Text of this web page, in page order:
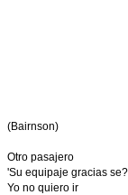
(Bairnson)
Otro pasajero
'Su equipaje gracias
Yo no quiero ir